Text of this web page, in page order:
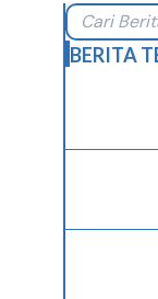
BERITA